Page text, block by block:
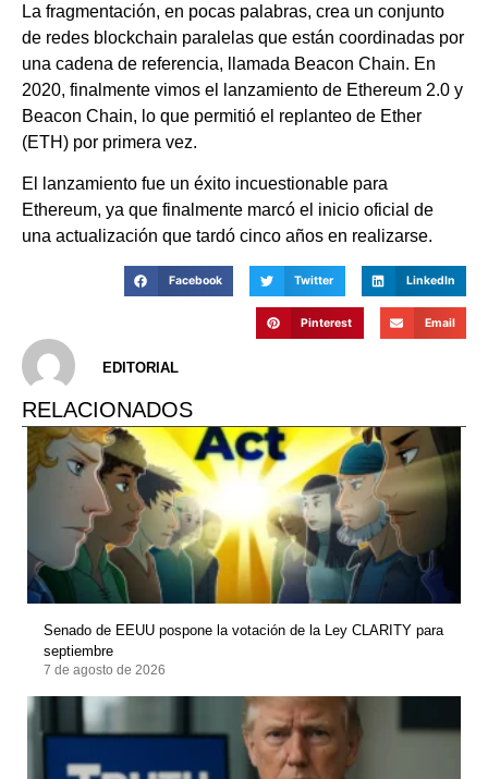
La fragmentación, en pocas palabras, crea un conjunto
de redes blockchain paralelas que están coordinadas por
una cadena de referencia, llamada Beacon Chain. En
2020, finalmente vimos el lanzamiento de Ethereum 2.0 y
Beacon Chain, lo que permitió el replanteo de Ether
(ETH) por primera vez.
El lanzamiento fue un éxito incuestionable para
Ethereum, ya que finalmente marcó el inicio oficial de
una actualización que tardó cinco años en realizarse.
Facebook Twitter LinkedIn
Pinterest Email
EDITORIAL
RELACIONADOS
Senado de EEUU pospone la votación de la Ley CLARITY para
septiembre
7 de agosto de 2026